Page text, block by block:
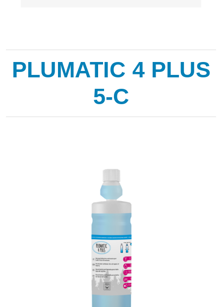
PLUMATIC 4 PLUS
5-C